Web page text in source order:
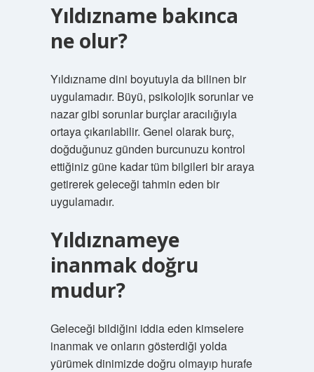
Yıldızname bakınca
ne olur?
Yıldızname dini boyutuyla da bilinen bir
uygulamadır. Büyü, psikolojik sorunlar ve
nazar gibi sorunlar burçlar aracılığıyla
ortaya çıkarılabilir. Genel olarak burç,
doğduğunuz günden burcunuzu kontrol
ettiğiniz güne kadar tüm bilgileri bir araya
getirerek geleceği tahmin eden bir
uygulamadır.
Yıldıznameye
inanmak doğru
mudur?
Geleceği bildiğini iddia eden kimselere
inanmak ve onların gösterdiği yolda
yürümek dinimizde doğru olmayıp hurafe